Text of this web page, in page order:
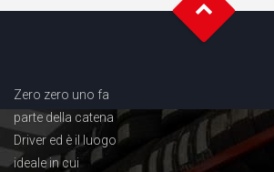
Zero zero uno fa
parte della catena
Driver ed è il luogo
ideale in cui